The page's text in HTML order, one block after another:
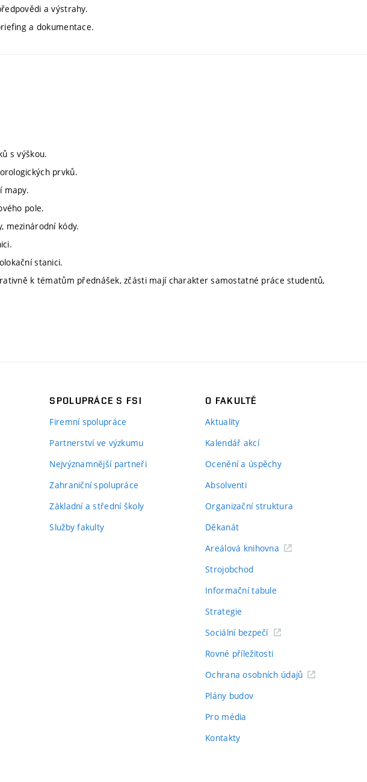
a výstrahy.
a dokumentace.
s výškou.
prvků.
mapy.
pole.
mezinárodní kódy.
stanici.
k tématům přednášek, zčásti mají charakter samostatné práce studentů,
SPOLUPRÁCE S FSI
Firemní spolupráce
Partnerství ve výzkumu
Nejvýznamnější partneři
Zahraniční spolupráce
Základní a střední školy
Služby fakulty
O FAKULTĚ
Aktuality
Kalendář akcí
Ocenění a úspěchy
Absolventi
Organizační struktura
Děkanát
Areálová knihovna
Strojobchod
Informační tabule
Strategie
Sociální bezpečí
Rovné příležitosti
Ochrana osobních údajů
Plány budov
Pro média
Kontakty